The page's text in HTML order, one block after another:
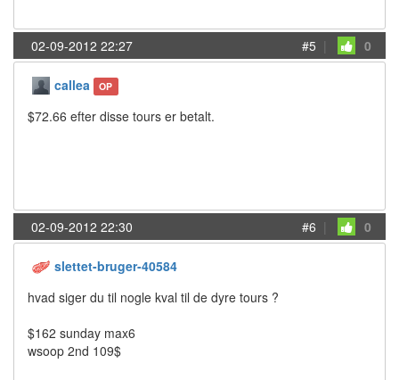
02-09-2012 22:27 #5 | 0
callea OP
$72.66 efter disse tours er betalt.
02-09-2012 22:30 #6 | 0
slettet-bruger-40584
hvad siger du til nogle kval til de dyre tours ?
$162 sunday max6
wsoop 2nd 109$